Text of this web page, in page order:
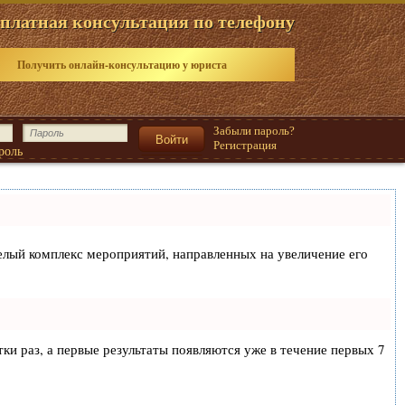
консультация по телефону
Получить онлайн-консультацию у юриста
Забыли пароль?
Регистрация
комплекс мероприятий, направленных на увеличение его
раз, а первые результаты появляются уже в течение первых 7